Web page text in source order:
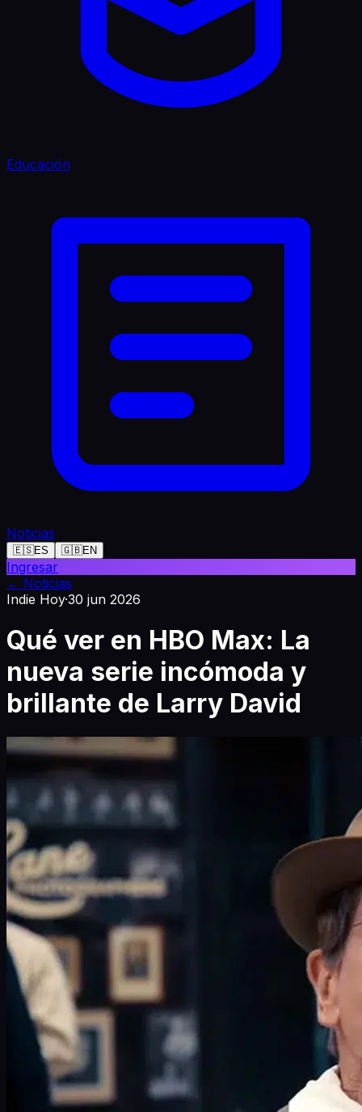
Educación
Noticias
🇪🇸ES 🇬🇧EN
Ingresar
← Noticias
Indie Hoy·30 jun 2026
Qué ver en HBO Max: La
nueva serie incómoda y
brillante de Larry David